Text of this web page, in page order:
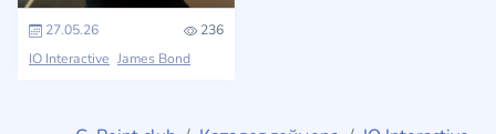
27.05.26
236
IO Interactive James Bond